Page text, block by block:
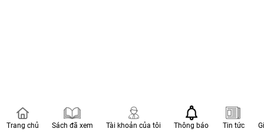
Trang chủ Sách đã xem Tài khoản của tôi Thông báo Tin tức